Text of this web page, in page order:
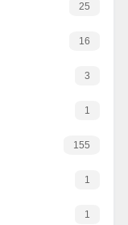
25
16
3
1
155
1
1